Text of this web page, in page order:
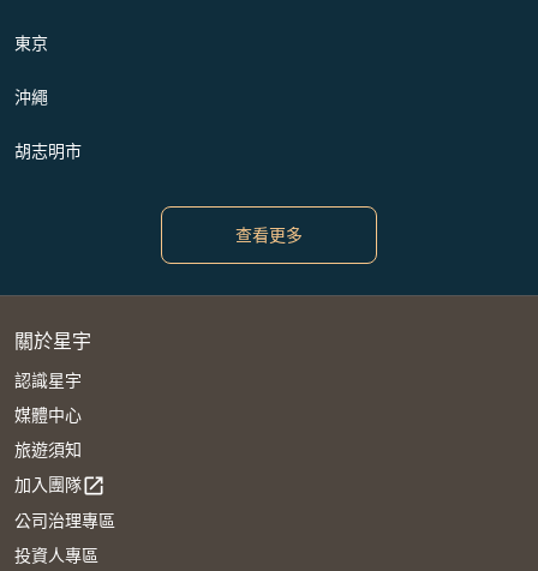
東京
沖繩
胡志明市
查看更多
關於星宇
認識星宇
媒體中心
旅遊須知
加入團隊open_in_new
公司治理專區
投資人專區